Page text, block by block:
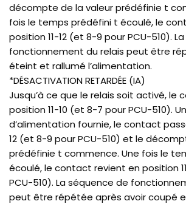
décompte de la valeur prédéfinie t
fois le temps prédéfini t écoulé, le
position 11-12 (et 8-9 pour PCU-510).
fonctionnement du relais peut être
éteint et rallumé l’alimentation.
*DÉSACTIVATION RETARDÉE (IA)
Jusqu’à ce que le relais soit activé, le
position 11-10 (et 8-7 pour PCU-510).
d’alimentation fournie, le contact
12 (et 8-9 pour PCU-510) et le
prédéfinie t commence. Une fois le
écoulé, le contact revient en position
PCU-510). La séquence de
peut être répétée après avoir coupé